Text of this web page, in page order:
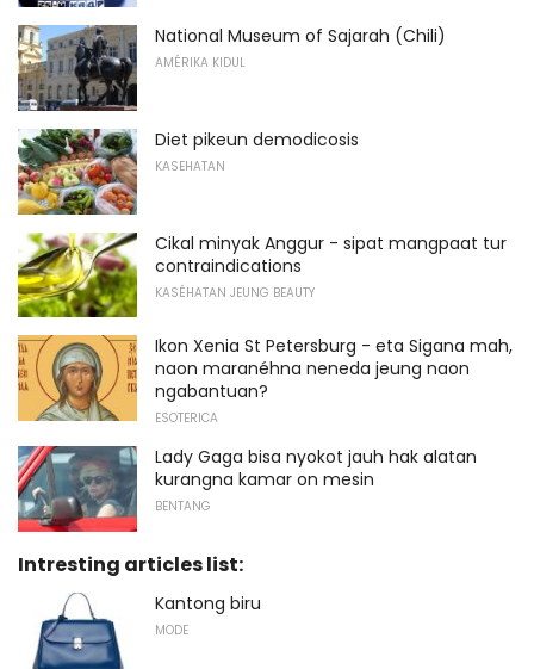
National Museum of Sajarah (Chili)
AMÉRIKA KIDUL
Diet pikeun demodicosis
KASEHATAN
Cikal minyak Anggur - sipat mangpaat tur
contraindications
KASÉHATAN JEUNG BEAUTY
Ikon Xenia St Petersburg - eta Sigana mah,
naon maranéhna neneda jeung naon
ngabantuan?
ESOTERICA
Lady Gaga bisa nyokot jauh hak alatan
kurangna kamar on mesin
BENTANG
Intresting articles list:
Kantong biru
MODE